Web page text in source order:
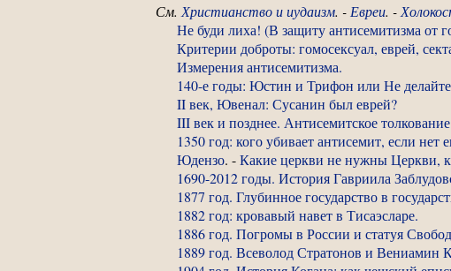
См. Христианство и иудаизм. - Евреи. -
Не буди лиха! (В защиту антисемитизма от
Критерии доброты: гомосексуал, еврей,
Измерения антисемитизма.
140-е годы: Юстин и Трифон или Не
II век, Ювенал: Сусанин был еврей?
III век и позднее. Антисемитское
1350 год: кого убивает антисемит, если
Юдензо. -Какие церкви не нужны Церкви,
1690-2012 годы. История Гавриила
1877 год. Глубинное государство в
1882 год: кровавый навет в Тисаэсларе.
1886 год. Погромы в России и статуя
1889 год. Всеволод Стратонов и Вениамин